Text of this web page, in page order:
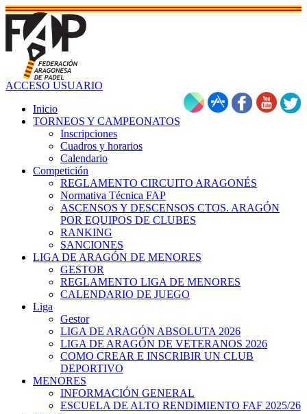
ACCESO USUARIO
Inicio
TORNEOS Y CAMPEONATOS
Inscripciones
Cuadros y horarios
Calendario
Competición
REGLAMENTO CIRCUITO ARAGONÉS
Normativa Técnica FAP
ASCENSOS Y DESCENSOS CTOS. ARAGÓN
POR EQUIPOS DE CLUBES
RANKING
SANCIONES
LIGA DE ARAGÓN DE MENORES
GESTOR
REGLAMENTO LIGA DE MENORES
CALENDARIO DE JUEGO
Liga
Gestor
LIGA DE ARAGÓN ABSOLUTA 2026
LIGA DE ARAGÓN DE VETERANOS 2026
COMO CREAR E INSCRIBIR UN CLUB
DEPORTIVO
MENORES
INFORMACIÓN GENERAL
ESCUELA DE ALTO RENDIMIENTO FAF 2025/26